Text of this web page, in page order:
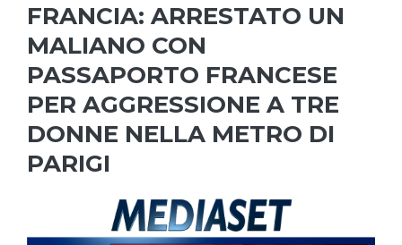
FRANCIA: ARRESTATO UN
MALIANO CON
PASSAPORTO FRANCESE
PER AGGRESSIONE A TRE
DONNE NELLA METRO DI
PARIGI